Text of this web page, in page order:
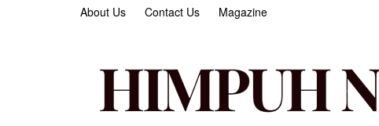
About Us Contact Us Magazine